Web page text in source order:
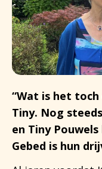
“Wat is het
Tiny. Nog
en Tiny
Gebed is hun